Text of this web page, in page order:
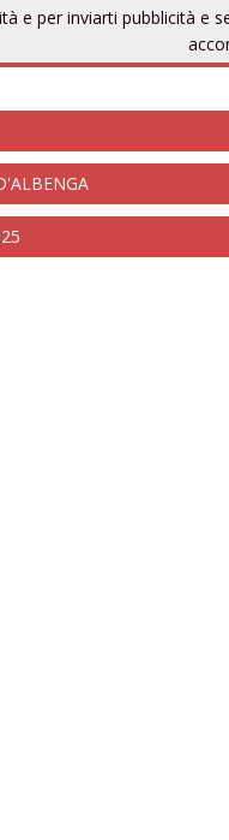
e per inviarti pubblicità e